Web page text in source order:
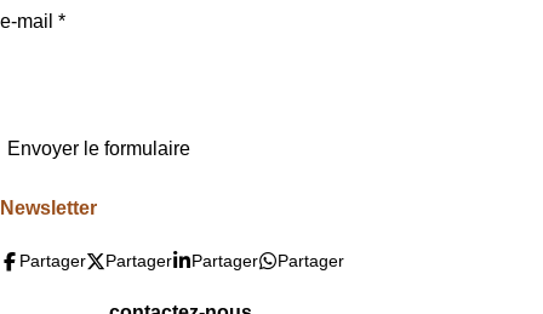
e-mail *
Envoyer le formulaire
Newsletter
Partager Partager Partager Partager